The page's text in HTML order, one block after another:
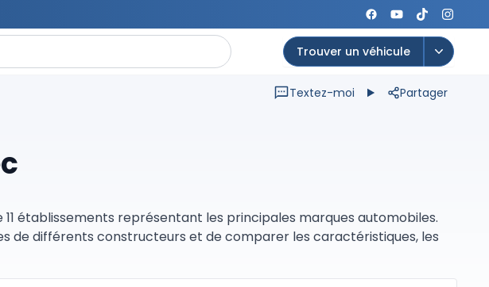
Trouver un véhicule
Open
Textez-moi Partager
établissements représentant les principales marques automobiles.
de différents constructeurs et de comparer les caractéristiques, les